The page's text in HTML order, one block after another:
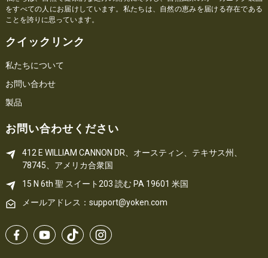
をすべての人にお届けしています。私たちは、自然の恵みを届ける存在である
ことを誇りに思っています。
クイックリンク
私たちについて
お問い合わせ
製品
お問い合わせください
412 E WILLIAM CANNON DR、オースティン、テキサス州、
78745、アメリカ合衆国
15 N 6th 聖 スイート203 読む PA 19601 米国
メールアドレス：support@yoken.com